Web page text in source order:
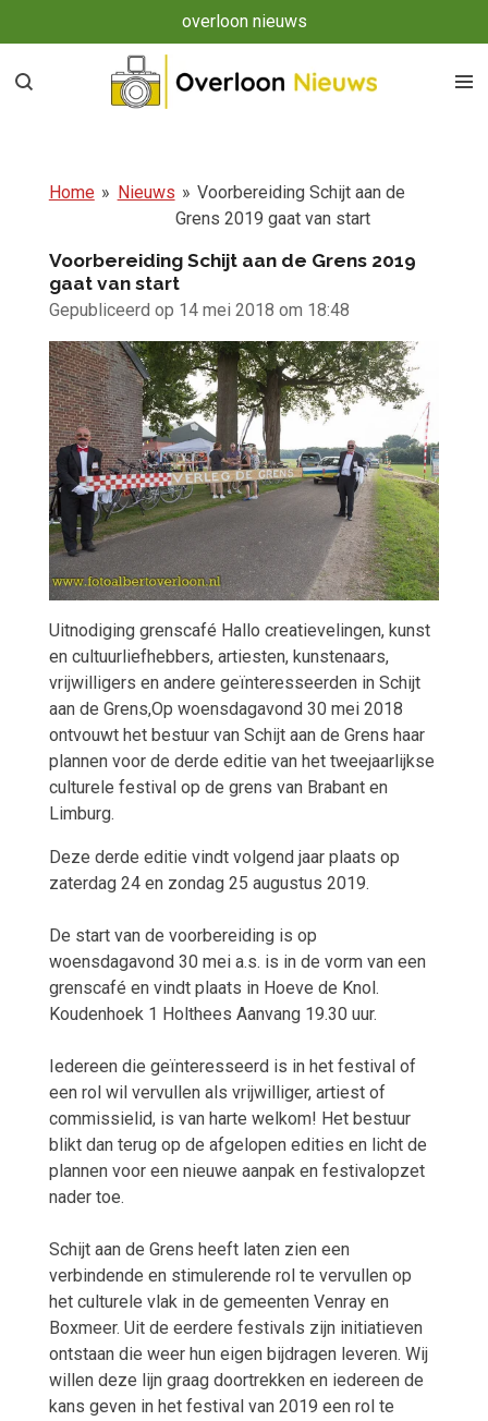
direct
naar
overloon nieuws
Home » Nieuws » Voorbereiding Schijt aan de
Grens 2019 gaat van start
Voorbereiding Schijt aan de Grens 2019
gaat van start
Gepubliceerd op 14 mei 2018 om 18:48
Uitnodiging grenscafé Hallo creatievelingen, kunst
en cultuurliefhebbers, artiesten, kunstenaars,
vrijwilligers en andere geïnteresseerden in Schijt
aan de Grens,Op woensdagavond 30 mei 2018
ontvouwt het bestuur van Schijt aan de Grens haar
plannen voor de derde editie van het tweejaarlijkse
culturele festival op de grens van Brabant en
Limburg.
Deze derde editie vindt volgend jaar plaats op
zaterdag 24 en zondag 25 augustus 2019.
De start van de voorbereiding is op
woensdagavond 30 mei a.s. is in de vorm van een
grenscafé en vindt plaats in Hoeve de Knol.
Koudenhoek 1 Holthees Aanvang 19.30 uur.
Iedereen die geïnteresseerd is in het festival of
een rol wil vervullen als vrijwilliger, artiest of
commissielid, is van harte welkom! Het bestuur
blikt dan terug op de afgelopen edities en licht de
plannen voor een nieuwe aanpak en festivalopzet
nader toe.
Schijt aan de Grens heeft laten zien een
verbindende en stimulerende rol te vervullen op
het culturele vlak in de gemeenten Venray en
Boxmeer. Uit de eerdere festivals zijn initiatieven
ontstaan die weer hun eigen bijdragen leveren. Wij
willen deze lijn graag doortrekken en iedereen de
kans geven in het festival van 2019 een rol te